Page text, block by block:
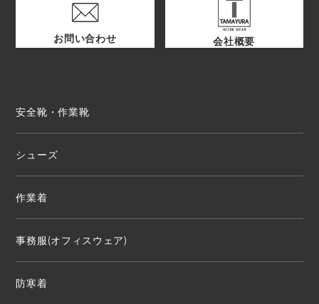
お問い合わせ 会社概要
安全靴・作業靴
シューズ
作業着
事務服(オフィスウェア)
防寒着